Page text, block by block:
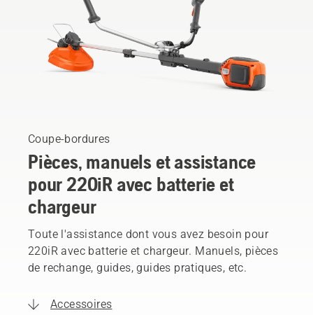
Coupe-bordures
Pièces, manuels et assistance
pour 220iR avec batterie et
chargeur
Toute l'assistance dont vous avez besoin pour
220iR avec batterie et chargeur. Manuels, pièces
de rechange, guides, guides pratiques, etc.
Accessoires